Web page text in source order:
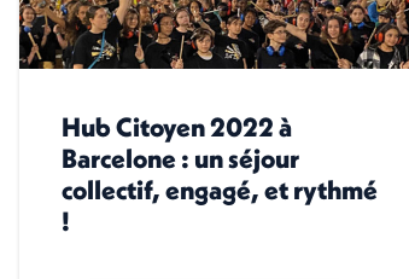
Hub Citoyen 2022 à
Barcelone : un séjour
collectif, engagé, et rythmé
!